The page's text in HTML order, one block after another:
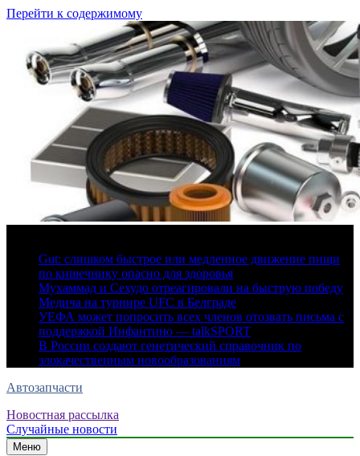
Перейти к содержимому
Gut: слишком быстрое или медленное движение пищи
по кишечнику опасно для здоровья
Мухаммад и Сехудо отреагировали на быструю победу
Медича на турнире UFC в Белграде
УЕФА может попросить всех членов отозвать письма с
поддержкой Инфантино — talkSPORT
В России создают генетический справочник по
злокачественным новообразованиям
Автозапчасти
Новостная рассылка
Случайные новости
Меню